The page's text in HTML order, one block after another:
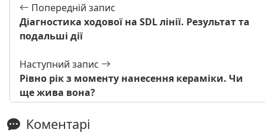
Попередній запис
Діагностика ходової на SDL лінії. Результат та
подальші дії
Наступний запис
Рівно рік з моменту нанесення кераміки. Чи
ще жива вона?
Коментарі